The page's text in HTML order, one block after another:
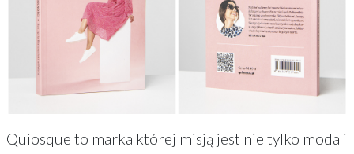
Quiosque to marka której misją jest nie tylko moda i